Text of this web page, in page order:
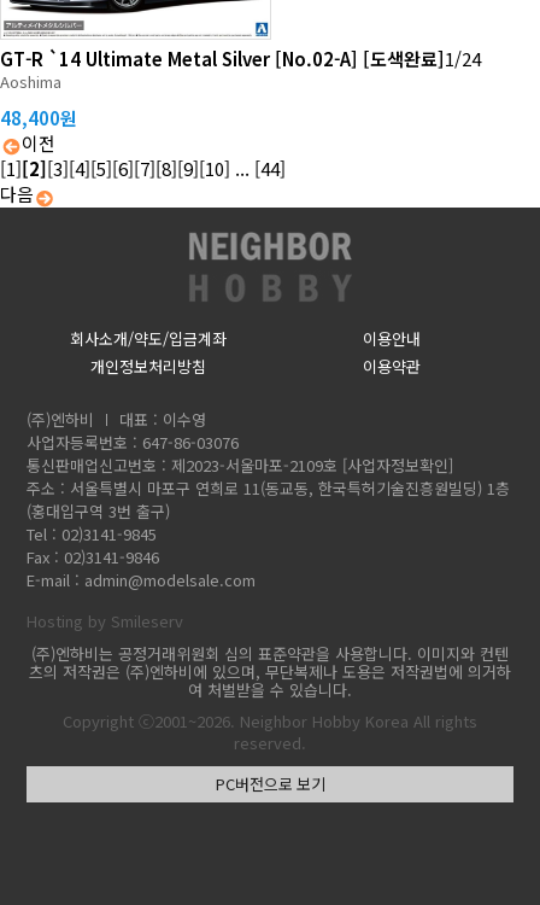
GT-R `14 Ultimate Metal Silver [No.02-A] [도색완료]1/24
Aoshima
48,400원
이전
[1][2][3][4][5][6][7][8][9][10] ... [44]
다음
회사소개/약도/입금계좌
이용안내
개인정보처리방침
이용약관
(주)엔하비
대표 : 이수영
사업자등록번호 : 647-86-03076
통신판매업신고번호 : 제2023-서울마포-2109호 [사업자정보확인]
주소 : 서울특별시 마포구 연희로 11(동교동, 한국특허기술진흥원빌딩) 1층
(홍대입구역 3번 출구)
Tel : 02)3141-9845
Fax : 02)3141-9846
E-mail : admin@modelsale.com
Hosting by Smileserv
(주)엔하비는 공정거래위원회 심의 표준약관을 사용합니다. 이미지와 컨텐
츠의 저작권은 (주)엔하비에 있으며, 무단복제나 도용은 저작권법에 의거하
여 처벌받을 수 있습니다.
Copyright ⓒ2001~2026. Neighbor Hobby Korea All rights
reserved.
PC버전으로 보기